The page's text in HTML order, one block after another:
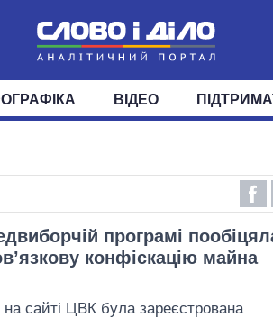
СВІТ
ОКРУГИ
ВІДЕО
програмі
конфіскацію майна
на сайті ЦВК була зареєстрована